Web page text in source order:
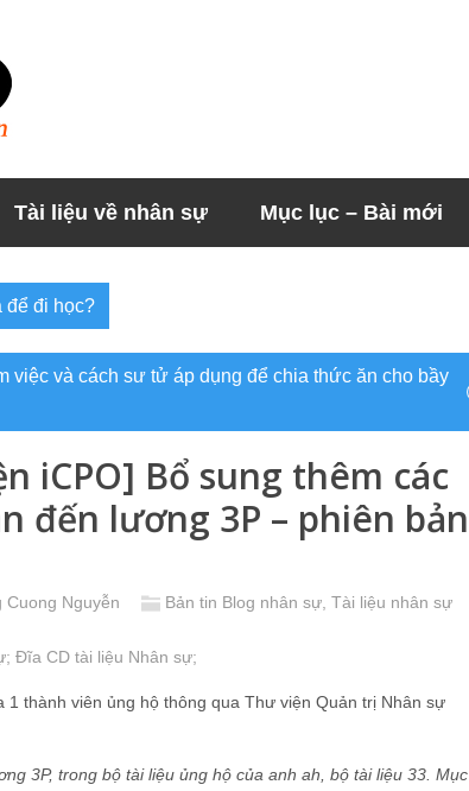
Tài liệu về nhân sự Mục lục – Bài mới
để đi học?
việc và cách sư tử áp dụng để chia thức ăn cho bầy
iCPO] Bổ sung thêm các
đến lương 3P – phiên bản
Cuong Nguyễn Bản tin Blog nhân sự Tài liệu nhân sự
; Đĩa CD tài liệu Nhân sự;
thành viên ủng hộ thông qua Thư viện Quản trị Nhân sự
3P, trong bộ tài liệu ủng hộ của anh ah, bộ tài liệu 33. Mục